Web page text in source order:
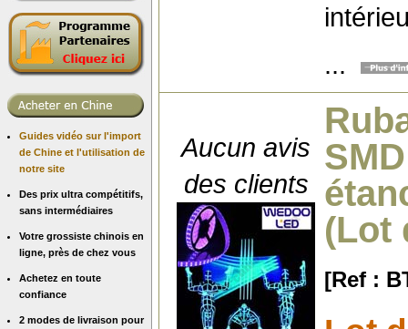
Guides vidéo sur l'import
de Chine et l'utilisation de
notre site
Des prix ultra compétitifs,
sans intermédiaires
Votre grossiste chinois en
ligne, près de chez vous
Achetez en toute
confiance
2 modes de livraison pour
...
Aucun avis
des clients
(Lot
[Ref :